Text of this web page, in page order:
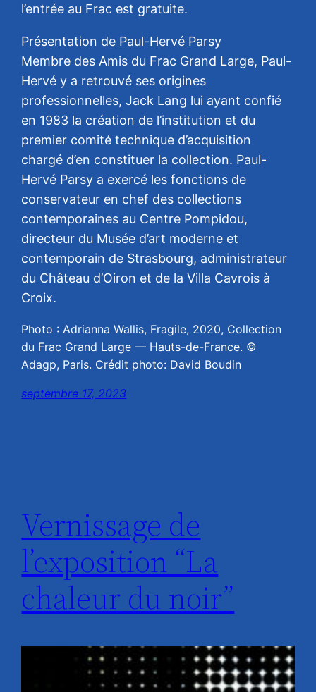
l’entrée au Frac est gratuite.
Présentation de Paul-Hervé Parsy
Membre des Amis du Frac Grand Large, Paul-
Hervé y a retrouvé ses origines
professionnelles, Jack Lang lui ayant confié
en 1983 la création de l’institution et du
premier comité technique d’acquisition
chargé d’en constituer la collection. Paul-
Hervé Parsy a exercé les fonctions de
conservateur en chef des collections
contemporaines au Centre Pompidou,
directeur du Musée d’art moderne et
contemporain de Strasbourg, administrateur
du Château d’Oiron et de la Villa Cavrois à
Croix.
Photo : Adrianna Wallis, Fragile, 2020, Collection
du Frac Grand Large — Hauts-de-France. ©
Adagp, Paris. Crédit photo: David Boudin
septembre 17, 2023
Vernissage de
l’exposition “La
chaleur du noir”